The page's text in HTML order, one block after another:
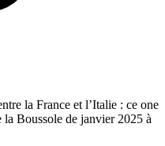
la France et l’Italie : ce one
la Boussole de janvier 2025 à